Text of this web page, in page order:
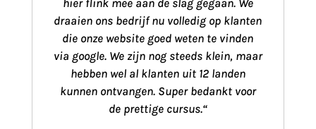
draaien ons bedrijf nu volledig op klanten
die onze website goed weten te vinden
via google. We zijn nog steeds klein, maar
hebben wel al klanten uit 12 landen
kunnen ontvangen. Super bedankt voor
de prettige cursus.“